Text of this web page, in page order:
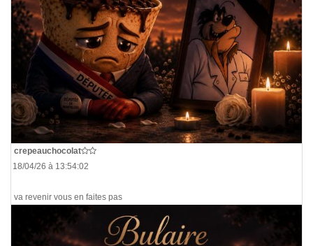
crepeauchocolat
Le 18/04/26 à 13:54:02
On va revenir vous en faites pas